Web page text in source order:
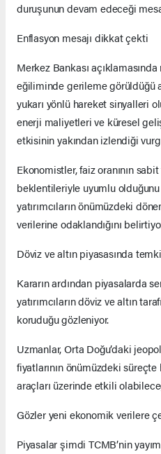
duruşunun devam edeceği
Enflasyon mesajı dikkat çekti
Merkez Bankası
eğiliminde gerileme görüldüğü
yukarı yönlü hareket sinyalleri
enerji maliyetleri ve küresel
etkisinin yakından izlendiği
Ekonomistler, faiz oranının
beklentileriyle uyumlu
yatırımcıların önümüzdeki
verilerine odaklandığını
Döviz ve altın piyasasında
Kararın ardından piyasalarda
yatırımcıların döviz ve altın
koruduğu gözleniyor.
Uzmanlar, Orta Doğu’daki
fiyatlarının önümüzdeki
araçları üzerinde etkili
Gözler yeni ekonomik verilere
Piyasalar şimdi TCMB’nin